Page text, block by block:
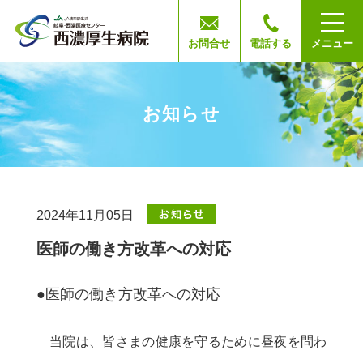
お知らせ
2024年11月05日
医師の働き方改革への対応
●医師の働き方改革への対応
当院は、皆さまの健康を守るために昼夜を問わ
お問合せ 電話する メニュー